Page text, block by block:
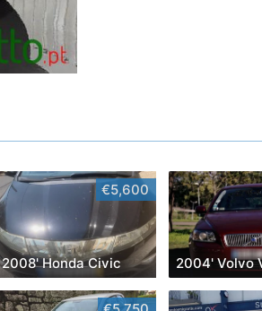
€5,600
2008' Honda Civic 2004' Volvo